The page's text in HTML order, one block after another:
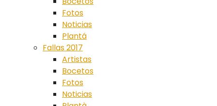
Fotos
Noticias
Plantá
Fallas 2017
Artistas
Bocetos
Fotos
Noticias